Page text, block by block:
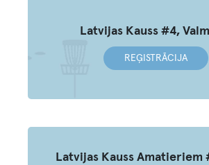
Latvijas Kauss #4,
REĢISTRĀCIJA
Latvijas Kauss Amatieriem